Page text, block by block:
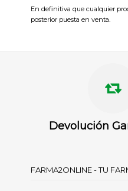
En definitiva que cualquier
posterior puesta en venta.
Devolución
FARMA2ONLINE - TU